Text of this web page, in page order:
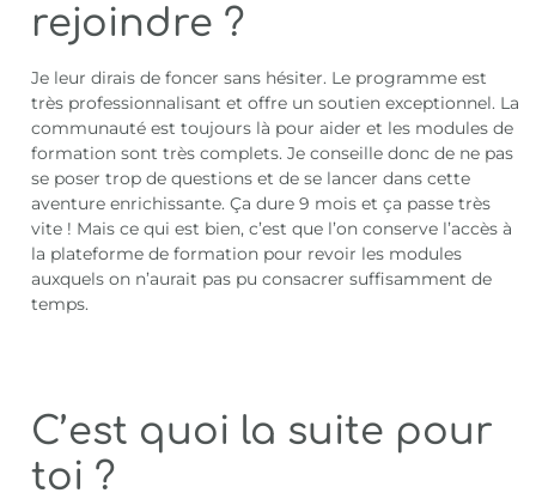
rejoindre ?
Je leur dirais de foncer sans hésiter. Le programme est
très professionnalisant et offre un soutien exceptionnel. La
communauté est toujours là pour aider et les modules de
formation sont très complets. Je conseille donc de ne pas
se poser trop de questions et de se lancer dans cette
aventure enrichissante. Ça dure 9 mois et ça passe très
vite ! Mais ce qui est bien, c’est que l’on conserve l’accès à
la plateforme de formation pour revoir les modules
auxquels on n’aurait pas pu consacrer suffisamment de
temps.
C’est quoi la suite pour
toi ?